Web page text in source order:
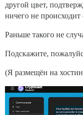
другой цвет,
ничего не происходит
Раньше такого не
Подскажите,
(Я размещён на